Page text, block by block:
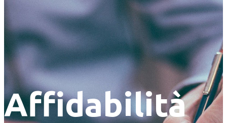
Affidabilità